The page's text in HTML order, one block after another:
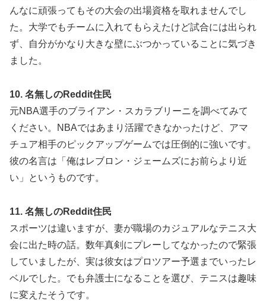
んなに頑張ってもその大会の出場資格を取れませんでし
た。大学でもチームに入れてもらえたけど試合には出られ
ず、自分がかなり大きな壁にぶつかっていることに気づき
ました。
10. 名無しのReddit住民
元NBA選手のブライアン・スカラブリーニを調べてみて
ください。NBAではあまり活躍できなかったけど、アマ
チュア相手のピックアップゲームでは圧倒的に強いです。
彼の名言は「俺はレブロン・ジェームズにお前らより近
い」というものです。
11. 名無しのReddit住民
スポーツは違いますが、妻が職場のカジュアルなテニス大
会に出た時の話。数年真剣にプレーしてなかったので緊張
していましたが、実は彼女はプロツアー予選までいったレ
ベルでした。でも弁護士になることを選び、テニスは趣味
に変えたそうです。